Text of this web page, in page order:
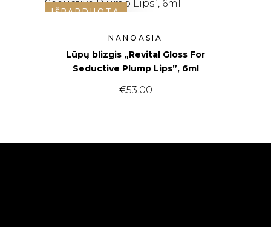
IŠPARDUOTA
NANOASIA
Lūpų blizgis „Revital Gloss For
Seductive Plump Lips”, 6ml
€53.00